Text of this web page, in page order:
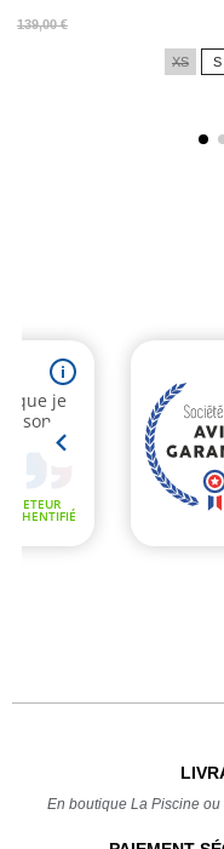
139,00 €
Prix
Prix
XS S
En boutique La Piscine